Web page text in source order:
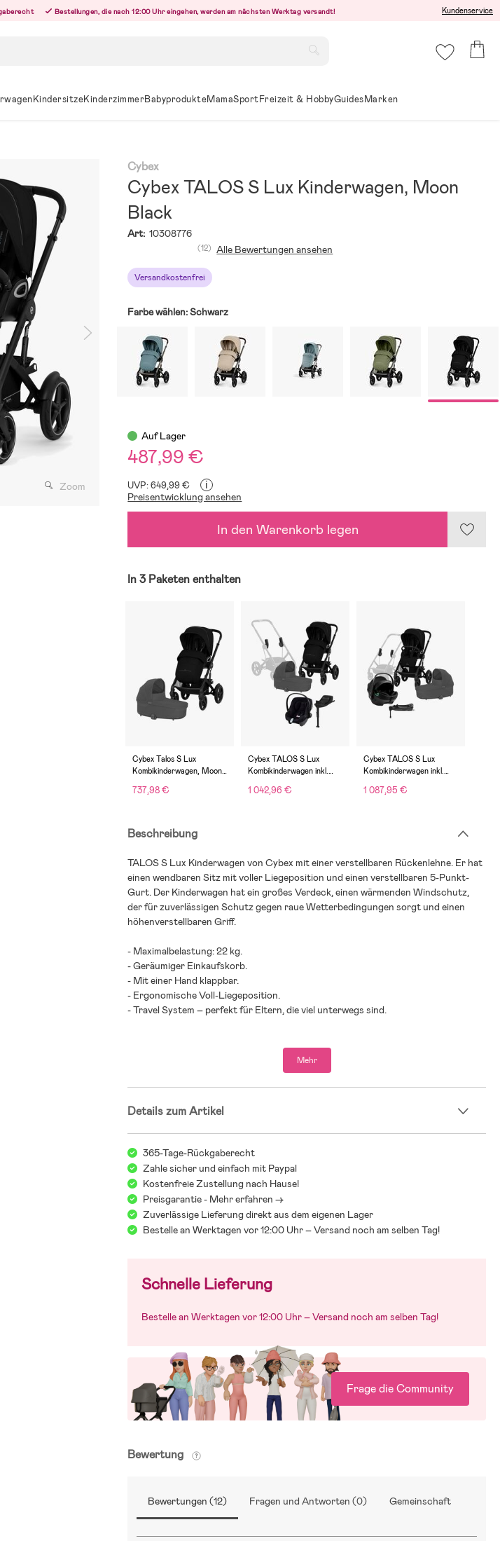
Bestellungen, die nach 12:00 Uhr eingehen, werden am nächsten Werktag versandt! Kundenservice
KindersitzeKinderzimmerBabyprodukteMamaSportFreizeit & HobbyGuidesMarken
Zoom
Cybex
Cybex TALOS S Lux Kinderwagen, Moon
Black
Art: 10308776
Versandkostenfrei
(12) Alle Bewertungen ansehen
Farbe wählen:Schwarz
Auf Lager
487,99 €
UVP: 649,99 € i
Preisentwicklung ansehen
In den Warenkorb legen
In 3 Paketen enthalten
Cybex Talos S Lux
Kombikinderwagen, Moon
737,98 €
Cybex TALOS S Lux
Kombikinderwagen inkl.
Basis, Moon Black
1 042,96 €
Cybex TALOS S Lux
Kombikinderwagen inkl.
& Basis, Moon Black
1 087,95 €
Beschreibung
TALOS S Lux Kinderwagen von Cybex mit einer verstellbaren Rückenlehne. Er hat
einen wendbaren Sitz mit voller Liegeposition und einen verstellbaren 5-Punkt-
Gurt. Der Kinderwagen hat ein großes Verdeck, einen wärmenden Windschutz,
der für zuverlässigen Schutz gegen raue Wetterbedingungen sorgt und einen
höhenverstellbaren Griff.
- Maximalbelastung: 22 kg.
- Geräumiger Einkaufskorb.
- Mit einer Hand klappbar.
- Ergonomische Voll-Liegeposition.
- Travel System – perfekt für Eltern, die viel unterwegs sind.
- Kompatibel mit Cot S Lux, Cocoon S und Babyschalen von Cybex (mit
Kinderwagen-Guide – finde den richtigen Wagen für Dich und Dein
Kind
Die Wahl eines Kinderwagens kann bei der Vielzahl an Modellen, Marken und
Funktionen überwältigend sein. Unser Kinderwagen-Guide hilft Dir, verschiedene
Arten von Kinderwagen, ihre Sicherheit und praktische Funktionen zu
vergleichen. Mit dem Guide fällt es leichter, einen Wagen zu finden, der sicher,
bequem und praktisch für Dich und Dein Kind ist.
Mehr
Details zum Artikel
365-Tage-Rückgaberecht
Zahle sicher und einfach mit Paypal
Kostenfreie Zustellung nach Hause!
Preisgarantie - Mehr erfahren ->
Zuverlässige Lieferung direkt aus dem eigenen Lager
Bestelle an Werktagen vor 12:00 Uhr – Versand noch am selben Tag!
Schnelle Lieferung
Bestelle an Werktagen vor 12:00 Uhr – Versand noch am selben Tag!
Frage die Community
Bewertung
Bewertungen (12) Fragen und Antworten (0) Gemeinschaft